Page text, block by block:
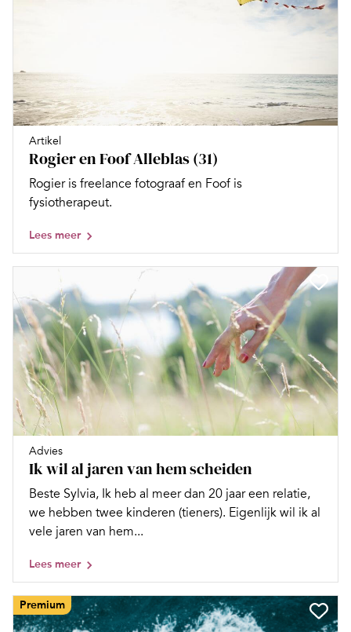
Artikel
Rogier en Foof Alleblas (31)
Rogier is freelance fotograaf en Foof is
fysiotherapeut.
Lees meer
Advies
Ik wil al jaren van hem scheiden
Beste Sylvia, Ik heb al meer dan 20 jaar een relatie,
we hebben twee kinderen (tieners). Eigenlijk wil ik al
vele jaren van hem...
Lees meer
Premium